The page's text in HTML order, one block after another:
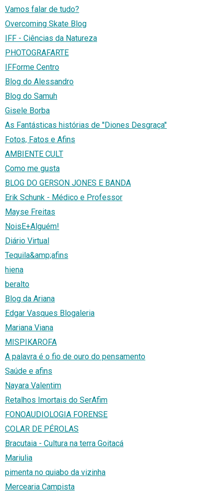
Vamos falar de tudo?
Overcoming Skate Blog
IFF - Ciências da Natureza
PHOTOGRAFARTE
IFForme Centro
Blog do Alessandro
Blog do Samuh
Gisele Borba
As Fantásticas histórias de ''Diones Desgraça''
Fotos, Fatos e Afins
AMBIENTE CULT
Como me gusta
BLOG DO GERSON JONES E BANDA
Erik Schunk - Médico e Professor
Mayse Freitas
NoisE+Alguém!
Diário Virtual
Tequila&amp;afins
hiena
beralto
Blog da Ariana
Edgar Vasques Blogaleria
Mariana Viana
MISPIKAROFA
A palavra é o fio de ouro do pensamento
Saúde e afins
Nayara Valentim
Retalhos Imortais do SerAfim
FONOAUDIOLOGIA FORENSE
COLAR DE PÉROLAS
Bracutaia - Cultura na terra Goitacá
Mariulia
pimenta no quiabo da vizinha
Mercearia Campista